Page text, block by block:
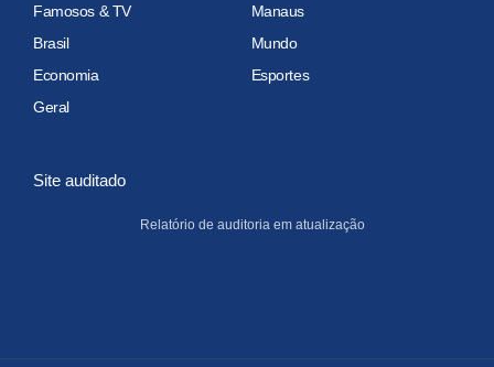
Famosos & TV
Manaus
Brasil
Mundo
Economia
Esportes
Geral
Site auditado
Relatório de auditoria em atualização